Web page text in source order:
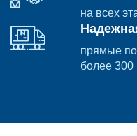
на всех
прямые
более